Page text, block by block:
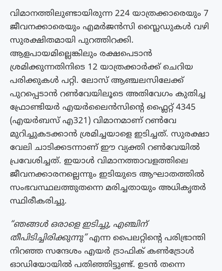
വിമാനത്തിലുണ്ടായിരുന്ന 224 യാത്രക്കാരെയും 7
ജീവനക്കാരെയും എമർജൻസി സ്ലൈഡുകൾ വഴി
സുരക്ഷിതമായി പുറത്തിറക്കി.
ആളപായമില്ലെങ്കിലും രക്ഷപെടാൻ
ശ്രമിക്കുന്നതിനിടെ 12 യാത്രക്കാർക്ക് ചെറിയ
പരിക്കുകൾ പറ്റി. ലോസ് ആഞ്ചലസിലേക്ക്
പുറപ്പെടാൻ റൺവേയിലൂടെ അതിവേഗം കുതിച്ച
ഫ്രോണ്ടിയർ എയർലൈൻസിന്റെ ഫ്ലൈറ്റ് 4345
(എയർബസ് എ321) വിമാനമാണ് റൺവേ
മുറിച്ചുകടക്കാൻ ശ്രമിച്ചയാളെ ഇടിച്ചത്. സുരക്ഷാ
വേലി ചാടിക്കടന്നാണ് ഈ വ്യക്തി റൺവേയിൽ
പ്രവേശിച്ചത്. ഇയാൾ വിമാനത്താവളത്തിലെ
ജീവനക്കാരനല്ലെന്നും ഇടിയുടെ ആഘാതത്തിൽ
സംഭവസ്ഥലത്തുതന്നെ മരിച്ചതായും അധികൃതർ
സ്ഥിരീകരിച്ചു.
“ഞങ്ങൾ ഒരാളെ ഇടിച്ചു, എഞ്ചിന്
തീപിടിച്ചിരിക്കുന്നു”എന്ന പൈലറ്റിന്റെ പരിഭ്രാന്തി
നിറഞ്ഞ സന്ദേശം എയർ ട്രാഫിക് കൺട്രോൾ
ഓഡിയോയിൽ പതിഞ്ഞിട്ടുണ്ട്. ഉടൻ തന്നെ